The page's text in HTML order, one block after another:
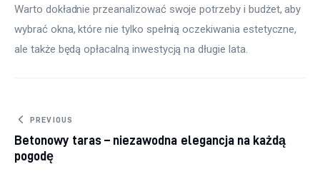
Warto dokładnie przeanalizować swoje potrzeby i budżet, aby
wybrać okna, które nie tylko spełnią oczekiwania estetyczne,
ale także będą opłacalną inwestycją na długie lata.
Nawigacja wpisu
PREVIOUS
Betonowy taras – niezawodna elegancja na każdą
pogodę